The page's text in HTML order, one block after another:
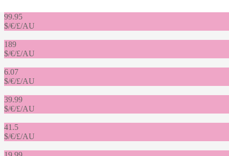
99.95
$/€/£/AU
189
$/€/£/AU
6.07
$/€/£/AU
39.99
$/€/£/AU
41.5
$/€/£/AU